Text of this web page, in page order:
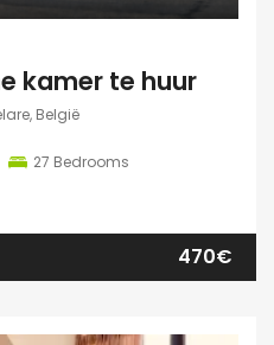
kamer te huur
België
27 Bedrooms
470€